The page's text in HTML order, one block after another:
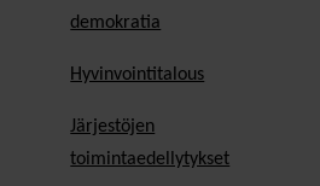
demokratia
Hyvinvointitalous
Järjestöjen
toimintaedellytykset